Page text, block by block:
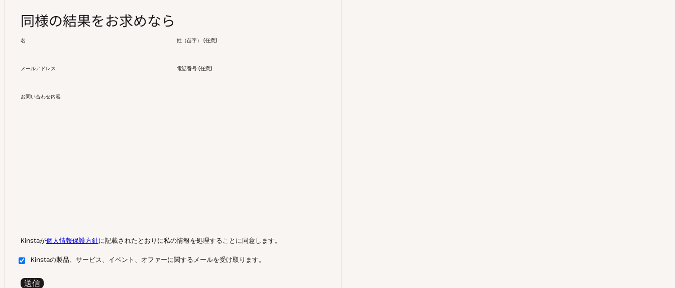
同様の結果をお求めなら
名 姓（苗字） (任意)
メールアドレス 電話番号 (任意)
お問い合わせ内容
Kinstaが個人情報保護方針に記載されたとおりに私の情報を処理することに同意します。
Kinstaの製品、サービス、イベント、オファーに関するメールを受け取ります。
送信